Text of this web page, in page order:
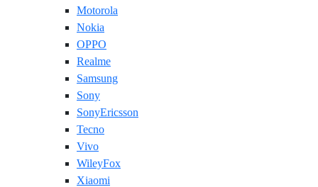
Motorola
Nokia
OPPO
Realme
Samsung
Sony
SonyEricsson
Tecno
Vivo
WileyFox
Xiaomi